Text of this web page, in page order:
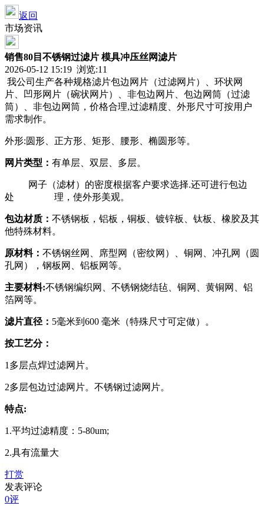
返回
市场资讯
销售80目不锈钢过滤片 模具冲压丝网滤片
2026-05-12 15:19 浏览:11
我公司生产各种规格滤片包边网片（过滤网片）、环状网
片、凹形网片（碗状网片）、非包边网片、包边网筒（过滤
筒）、非包边网筒，价格合理,过滤精度、外形尺寸可按用户
需求制作。
外形:圆形、正方形、矩形、腰形、椭圆形等。
网片类型： 有单层、双层、多层。
网子（滤材）的密度根据客户要求选择.还可进行包边
处 理，使外形美观。
包边材质： 不锈钢板，铝板，铜板、镀锌板、钛板、橡胶及其
他特殊材料。
原材料： 不锈钢丝网、席型网（密纹网）、铜网、冲孔网（圆
孔网），钢板网、铝板网等。
主要材料:不锈钢编织网、不锈钢烧结毡、铜网、黄铜网、铝
箔网等。
滤片直径： 5毫米到600 毫米（特殊尺寸可定做）。
按工艺分：
1多层点焊过滤网片。
2多层包边过滤网片。不锈钢过滤网片。
特点:
1.平均过滤精度：5-80um;
2.具有流量大
打赏
发表评论
0评